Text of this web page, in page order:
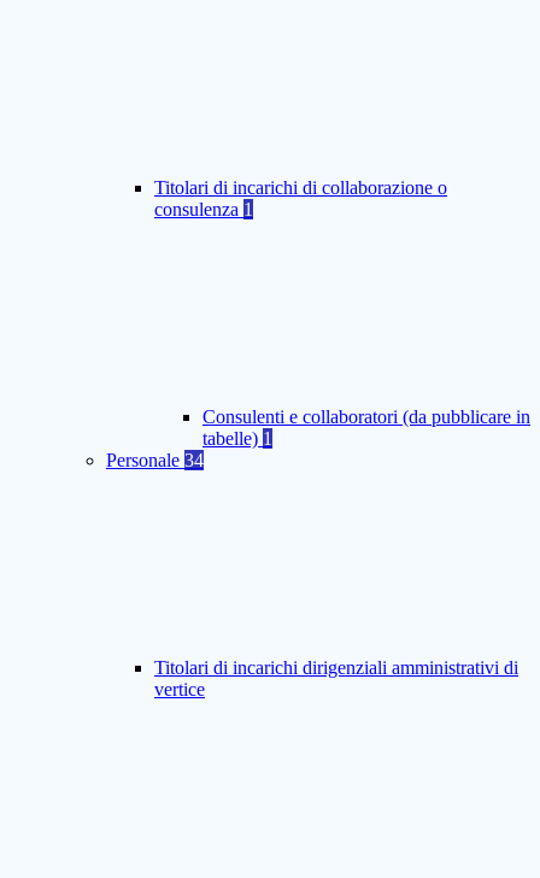
Titolari di incarichi di collaborazione o
consulenza 1
Consulenti e collaboratori (da pubblicare in
tabelle) 1
Personale 34
Titolari di incarichi dirigenziali amministrativi di
vertice